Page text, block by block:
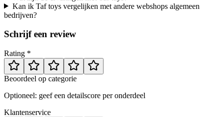
Kan ik Taf toys vergelijken met andere webshops algemeen
bedrijven?
Schrijf een review
Rating *
Beoordeel op categorie
Optioneel: geef een detailscore per onderdeel
Klantenservice